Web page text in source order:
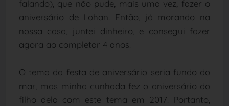
falando), que não pude, mais uma vez, fazer o
aniversário de Lohan. Então, já morando na
nossa casa, juntei dinheiro, e consegui fazer
agora ao completar 4 anos.
O tema da festa de aniversário seria fundo do
mar, mas minha cunhada fez o aniversário do
filho dela com este tema em 2017. Portanto,